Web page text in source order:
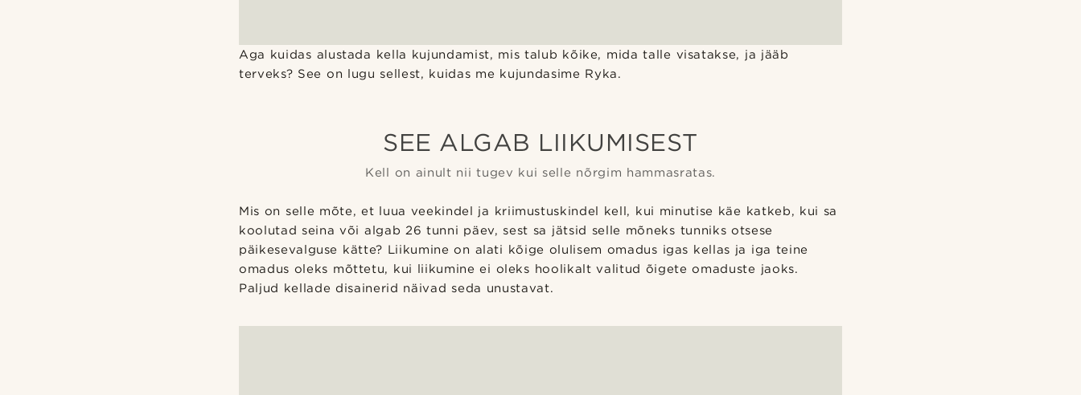
Aga kuidas alustada kella kujundamist, mis talub kõike, mida talle visatakse, ja jääb
terveks? See on lugu sellest, kuidas me kujundasime Ryka.
SEE ALGAB LIIKUMISEST
Kell on ainult nii tugev kui selle nõrgim hammasratas.
Mis on selle mõte, et luua veekindel ja kriimustuskindel kell, kui minutise käe katkeb, kui sa
koolutad seina või algab 26 tunni päev, sest sa jätsid selle mõneks tunniks otsese
päikesevalguse kätte? Liikumine on alati kõige olulisem omadus igas kellas ja iga teine
omadus oleks mõttetu, kui liikumine ei oleks hoolikalt valitud õigete omaduste jaoks.
Paljud kellade disainerid näivad seda unustavat.